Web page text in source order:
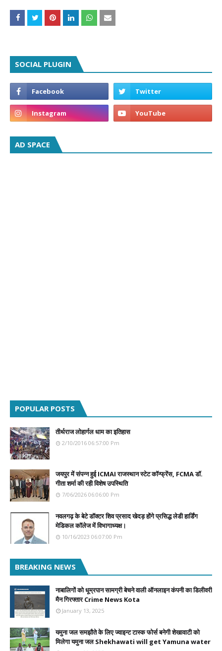
SOCIAL PLUGIN
AD SPACE
POPULAR POSTS
तीर्थराज लोहार्गल धाम का इतिहास
2/10/2016 06:57:00 Pm
जयपुर में संपन्न हुई ICMAI राजस्थान स्टेट कॉन्फ्रेंस, FCMA डॉ.
गीता शर्मा की रही विशेष उपस्थिति
7/06/2026 06:06:00 Pm
नवलगढ़ के बेटे डॉक्टर शिव प्रसाद खेदड़ होंगे प्रसिद्ध लेडी हार्डिंग
मेडिकल कॉलेज में विभागाध्यक्ष।
10/16/2023 06:07:00 Pm
BREAKING NEWS
नाबालिगों को धूम्रपान सामग्री बेचने वाली ऑनलाइन कंपनी का डिलीवरी
मैन गिरफ्तार Crime News Kota
January 13, 2025
यमुना जल समझौते के लिए ज्वाइन्ट टास्क फोर्स बनेगी शेखावाटी को
मिलेगा यमुना जल Shekhawati will get Yamuna water